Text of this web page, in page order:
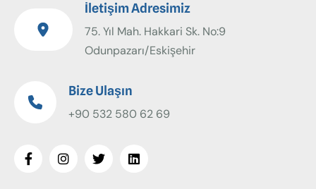
İletişim Adresimiz
75. Yıl Mah. Hakkari Sk. No:9
Odunpazarı/Eskişehir
Bize Ulaşın
+90 532 580 62 69